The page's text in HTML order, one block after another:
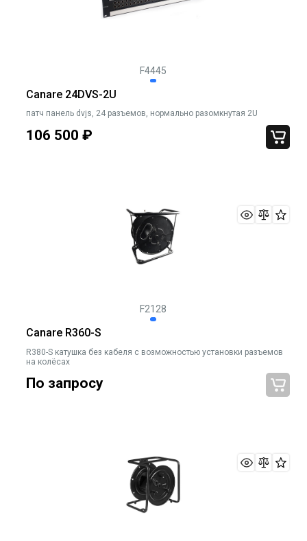
F4445
Canare 24DVS-2U
патч панель dvjs, 24 разъемов, нормально разомкнутая 2U
106 500 ₽
F2128
Canare R360-S
R380-S катушка без кабеля с возможностью установки разъемов
на колёсах
По запросу